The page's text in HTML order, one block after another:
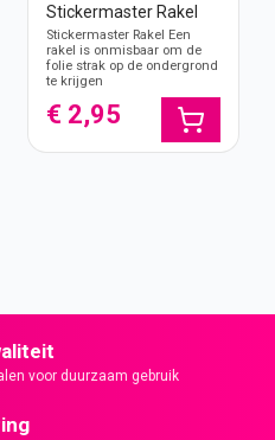
Stickermaster Rakel
Stickermaster Rakel Een
rakel is onmisbaar om de
folie strak op de ondergrond
te krijgen
€ 2,95
voor duurzaam gebruik